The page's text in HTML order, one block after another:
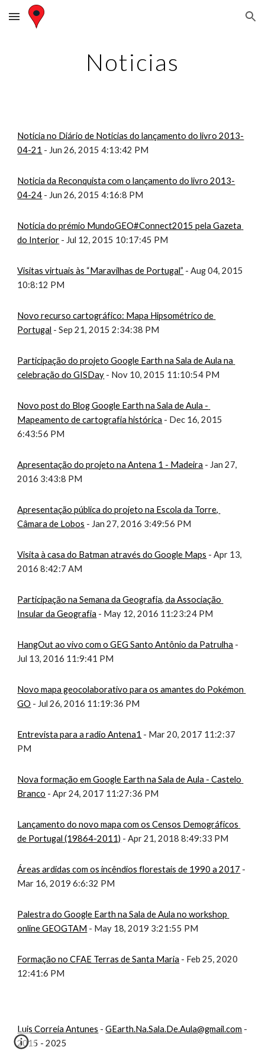
Skip to main content Skip to navigation
Noticias
Noticia no Diário de Noticias do lançamento do livro 2013-
04-21 - Jun 26, 2015 4:13:42 PM
Noticia da Reconquista com o lançamento do livro 2013-
04-24 - Jun 26, 2015 4:16:8 PM
Noticia do prémio MundoGEO#Connect2015 pela Gazeta
do Interior - Jul 12, 2015 10:17:45 PM
Visitas virtuais às “Maravilhas de Portugal” - Aug 04, 2015
10:8:12 PM
Novo recurso cartográfico: Mapa Hipsométrico de
Portugal - Sep 21, 2015 2:34:38 PM
Participação do projeto Google Earth na Sala de Aula na
celebração do GISDay - Nov 10, 2015 11:10:54 PM
Novo post do Blog Google Earth na Sala de Aula -
Mapeamento de cartografia histórica - Dec 16, 2015
6:43:56 PM
Apresentação do projeto na Antena 1 - Madeira - Jan 27,
2016 3:43:8 PM
Apresentação pública do projeto na Escola da Torre,
Câmara de Lobos - Jan 27, 2016 3:49:56 PM
Visita à casa do Batman através do Google Maps - Apr 13,
2016 8:42:7 AM
Participação na Semana da Geografia, da Associação
Insular da Geografia - May 12, 2016 11:23:24 PM
HangOut ao vivo com o GEG Santo Antônio da Patrulha -
Jul 13, 2016 11:9:41 PM
Novo mapa geocolaborativo para os amantes do Pokémon
GO - Jul 26, 2016 11:19:36 PM
Entrevista para a radio Antena1 - Mar 20, 2017 11:2:37
PM
Nova formação em Google Earth na Sala de Aula - Castelo
Branco - Apr 24, 2017 11:27:36 PM
Lançamento do novo mapa com os Censos Demográficos
de Portugal (19864-2011) - Apr 21, 2018 8:49:33 PM
Áreas ardidas com os incêndios florestais de 1990 a 2017 -
Mar 16, 2019 6:6:32 PM
Palestra do Google Earth na Sala de Aula no workshop
online GEOGTAM - May 18, 2019 3:21:55 PM
Formação no CFAE Terras de Santa Maria - Feb 25, 2020
12:41:6 PM
Luis Correia Antunes - GEarth.Na.Sala.De.Aula@gmail.com -
2015 - 2025